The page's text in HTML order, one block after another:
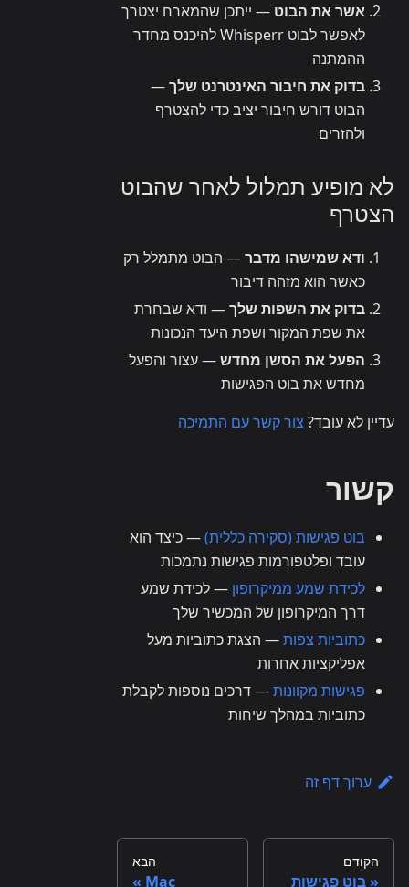
אשר את הבוט — ייתכן שהמארח יצטרך
לאפשר לבוט Whisperr להיכנס מחדר
ההמתנה
בדוק את חיבור האינטרנט שלך—
הבוט דורש חיבור יציב כדי להצטרף
ולהזרים
לא מופיע תמלול לאחר שהבוט
הצטרף
ודא שמישהו מדבר— הבוט מתמלל רק
כאשר הוא מזהה דיבור
בדוק את השפות שלך— ודא שבחרת
את שפת המקור ושפת היעד הנכונות
הפעל את הסשן מחדש— עצור והפעל
מחדש את בוט הפגישות
עדיין לא עובד? צור קשר עם התמיכה
קשור
בוט פגישות (סקירה כללית)— כיצד הוא
עובד ופלטפורמות פגישות נתמכות
לכידת שמע ממיקרופון — לכידת שמע
דרך המיקרופון של המכשיר שלך
כתוביות צפות— הצגת כתוביות מעל
אפליקציות אחרות
פגישות מקוונות— דרכים נוספות לקבלת
כתוביות במהלך שיחות
ערוך דף זה
הקודם
בוט פגישות
הבא
Mac